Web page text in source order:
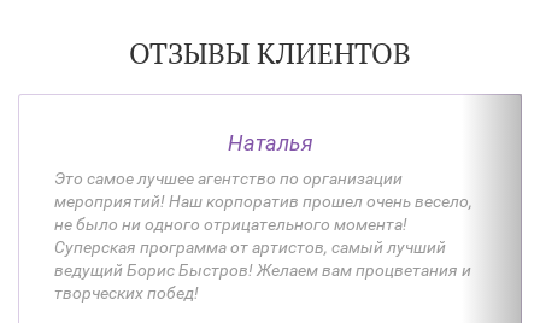
ОТЗЫВЫ КЛИЕНТОВ
Наталья
Это самое лучшее агентство по организации
мероприятий! Наш корпоратив прошел очень весело,
не было ни одного отрицательного момента!
Суперская программа от артистов, самый лучший
ведущий Борис Быстров! Желаем вам процветания и
творческих побед!